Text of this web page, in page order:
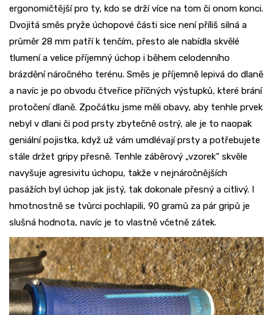
ergonomičtější pro ty, kdo se drží více na tom či onom konci.
Dvojitá směs pryže úchopové části sice není příliš silná a
průměr 28 mm patří k tenčím, přesto ale nabídla skvělé
tlumení a velice příjemný úchop i během celodenního
brázdění náročného terénu. Směs je příjemně lepivá do dlaně
a navíc je po obvodu čtveřice příčných výstupků, které brání
protočení dlaně. Zpočátku jsme měli obavy, aby tenhle prvek
nebyl v dlani či pod prsty zbytečně ostrý, ale je to naopak
geniální pojistka, když už vám umdlévají prsty a potřebujete
stále držet gripy přesně. Tenhle záběrový „vzorek“ skvěle
navyšuje agresivitu úchopu, takže v nejnáročnějších
pasážích byl úchop jak jistý, tak dokonale přesný a citlivý. I
hmotnostně se tvůrci pochlapili, 90 gramů za pár gripů je
slušná hodnota, navíc je to vlastně včetně zátek.